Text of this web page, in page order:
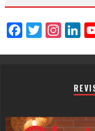
Facebook
Twitter